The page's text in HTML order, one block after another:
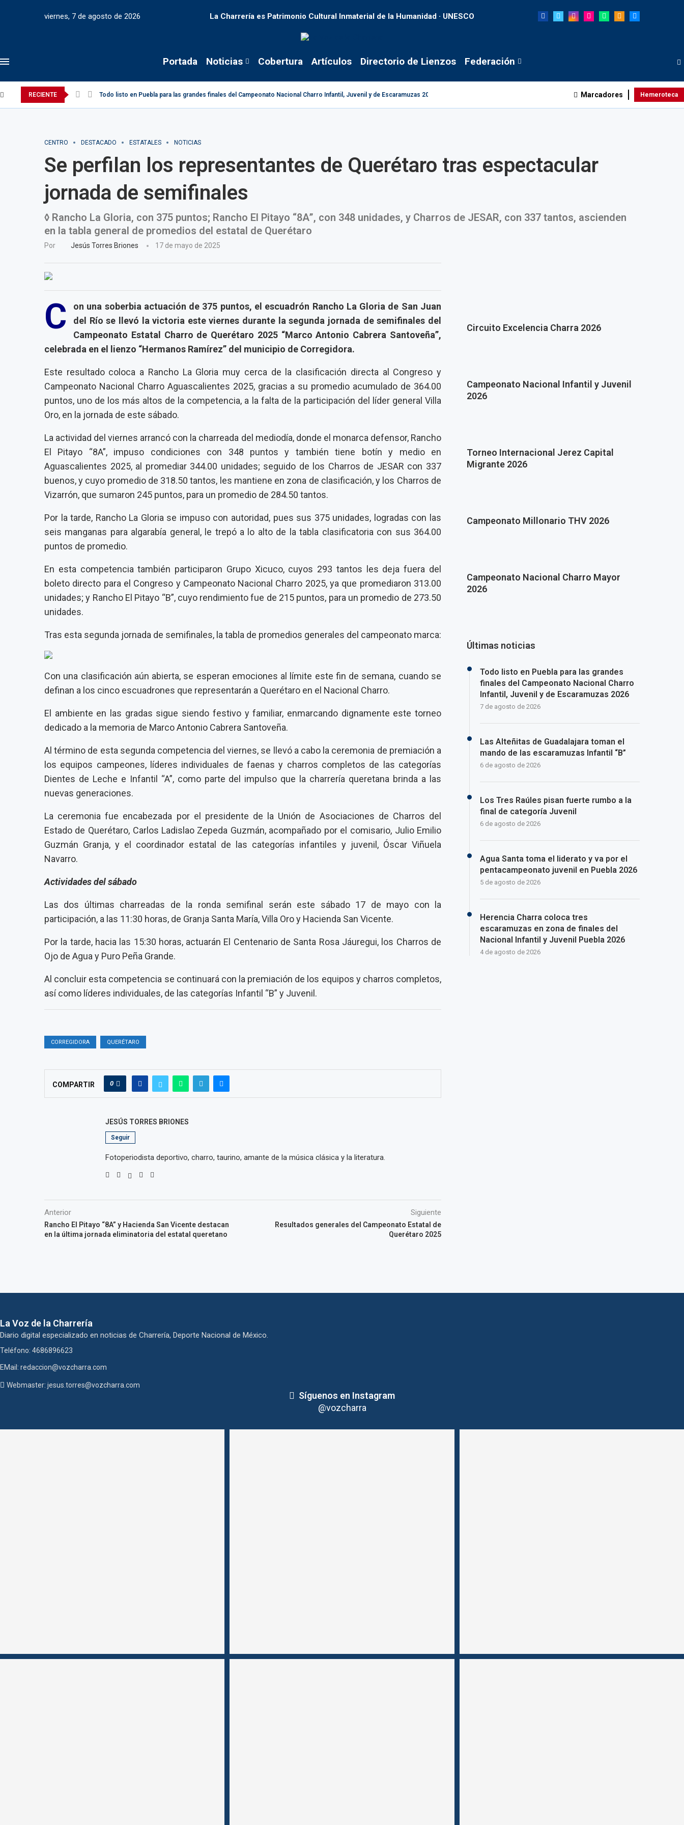
viernes, 7 de agosto de 2026 La Charrería es Patrimonio Cultural Inmaterial de la Humanidad · UNESCO
Portada Noticias Cobertura Artículos Directorio de Lienzos Federación
RECIENTE Todo listo en Puebla para las grandes finales del Campeonato Nacional Charro Infantil, Juvenil y de Escaramuzas 2026 Marcadores Hemeroteca
CENTRO DESTACADO ESTATALES NOTICIAS
Se perfilan los representantes de Querétaro tras espectacular
jornada de semifinales
◊ Rancho La Gloria, con 375 puntos; Rancho El Pitayo “8A”, con 348 unidades, y Charros de JESAR, con 337 tantos, ascienden
en la tabla general de promedios del estatal de Querétaro
Por Jesús Torres Briones 17 de mayo de 2025
C
on una soberbia actuación de 375 puntos, el escuadrón Rancho La Gloria de San Juan
del Río se llevó la victoria este viernes durante la segunda jornada de semifinales del
Campeonato Estatal Charro de Querétaro 2025 “Marco Antonio Cabrera Santoveña”,
celebrada en el lienzo “Hermanos Ramírez” del municipio de Corregidora.
Este resultado coloca a Rancho La Gloria muy cerca de la clasificación directa al Congreso y
Campeonato Nacional Charro Aguascalientes 2025, gracias a su promedio acumulado de 364.00
puntos, uno de los más altos de la competencia, a la falta de la participación del líder general Villa
Oro, en la jornada de este sábado.
La actividad del viernes arrancó con la charreada del mediodía, donde el monarca defensor, Rancho
El Pitayo “8A”, impuso condiciones con 348 puntos y también tiene botín y medio en
Aguascalientes 2025, al promediar 344.00 unidades; seguido de los Charros de JESAR con 337
buenos, y cuyo promedio de 318.50 tantos, les mantiene en zona de clasificación, y los Charros de
Vizarrón, que sumaron 245 puntos, para un promedio de 284.50 tantos.
Por la tarde, Rancho La Gloria se impuso con autoridad, pues sus 375 unidades, logradas con las
seis manganas para algarabía general, le trepó a lo alto de la tabla clasificatoria con sus 364.00
puntos de promedio.
En esta competencia también participaron Grupo Xicuco, cuyos 293 tantos les deja fuera del
boleto directo para el Congreso y Campeonato Nacional Charro 2025, ya que promediaron 313.00
unidades; y Rancho El Pitayo “B”, cuyo rendimiento fue de 215 puntos, para un promedio de 273.50
unidades.
Tras esta segunda jornada de semifinales, la tabla de promedios generales del campeonato marca:
Con una clasificación aún abierta, se esperan emociones al límite este fin de semana, cuando se
definan a los cinco escuadrones que representarán a Querétaro en el Nacional Charro.
El ambiente en las gradas sigue siendo festivo y familiar, enmarcando dignamente este torneo
dedicado a la memoria de Marco Antonio Cabrera Santoveña.
Al término de esta segunda competencia del viernes, se llevó a cabo la ceremonia de premiación a
los equipos campeones, líderes individuales de faenas y charros completos de las categorías
Dientes de Leche e Infantil “A”, como parte del impulso que la charrería queretana brinda a las
nuevas generaciones.
La ceremonia fue encabezada por el presidente de la Unión de Asociaciones de Charros del
Estado de Querétaro, Carlos Ladislao Zepeda Guzmán, acompañado por el comisario, Julio Emilio
Guzmán Granja, y el coordinador estatal de las categorías infantiles y juvenil, Óscar Viñuela
Navarro.
Actividades del sábado
Las dos últimas charreadas de la ronda semifinal serán este sábado 17 de mayo con la
participación, a las 11:30 horas, de Granja Santa María, Villa Oro y Hacienda San Vicente.
Por la tarde, hacia las 15:30 horas, actuarán El Centenario de Santa Rosa Jáuregui, los Charros de
Ojo de Agua y Puro Peña Grande.
Al concluir esta competencia se continuará con la premiación de los equipos y charros completos,
así como líderes individuales, de las categorías Infantil “B” y Juvenil.
CORREGIDORA QUERÉTARO
COMPARTIR 0
JESÚS TORRES BRIONES
Seguir
Fotoperiodista deportivo, charro, taurino, amante de la música clásica y la literatura.
Anterior
Rancho El Pitayo “8A” y Hacienda San Vicente destacan
en la última jornada eliminatoria del estatal queretano
Siguiente
Resultados generales del Campeonato Estatal de
Querétaro 2025
Circuito Excelencia Charra 2026
Campeonato Nacional Infantil y Juvenil
2026
Torneo Internacional Jerez Capital
Migrante 2026
Campeonato Millonario THV 2026
Campeonato Nacional Charro Mayor
2026
Últimas noticias
Todo listo en Puebla para las grandes
finales del Campeonato Nacional Charro
Infantil, Juvenil y de Escaramuzas 2026
7 de agosto de 2026
Las Alteñitas de Guadalajara toman el
mando de las escaramuzas Infantil “B”
6 de agosto de 2026
Los Tres Raúles pisan fuerte rumbo a la
final de categoría Juvenil
6 de agosto de 2026
Agua Santa toma el liderato y va por el
pentacampeonato juvenil en Puebla 2026
5 de agosto de 2026
Herencia Charra coloca tres
escaramuzas en zona de finales del
Nacional Infantil y Juvenil Puebla 2026
4 de agosto de 2026
La Voz de la Charrería
Diario digital especializado en noticias de Charrería, Deporte Nacional de México.
Teléfono: 4686896623
EMail: redaccion@vozcharra.com
Webmaster: jesus.torres@vozcharra.com
Síguenos en Instagram
@vozcharra